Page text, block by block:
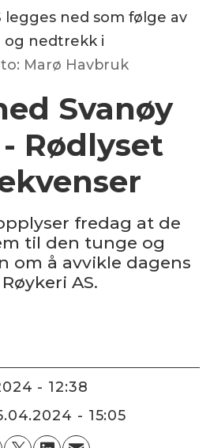
legges ned som følge av
og nedtrekk i
Marø Havbruk
Svanøy
Rødlyset
fredag at de
til den tunge og
om å avvikle dagens
AS.
- 12:38
- 15:05